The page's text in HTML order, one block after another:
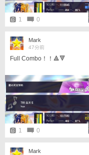
1 0
Mark
47分前
Full Combo！！🔺️🔻
1 0
Mark